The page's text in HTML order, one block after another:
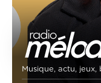
Musique, actu, jeux,